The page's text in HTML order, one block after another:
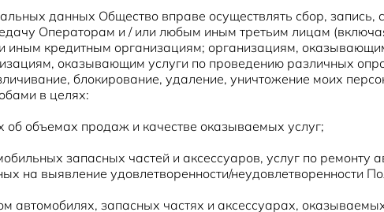
данных Общество вправе осуществлять сбор, запись,
Операторам и / или любым иным третьим лицам
кредитным организациям; организациям,
оказывающим услуги по проведению различных
блокирование, удаление, уничтожение моих
в целях:
об объемах продаж и качестве оказываемых услуг;
запасных частей и аксессуаров, услуг по ремонту
на выявление удовлетворенности/неудовлетворенности
запасных частях и аксессуарах,